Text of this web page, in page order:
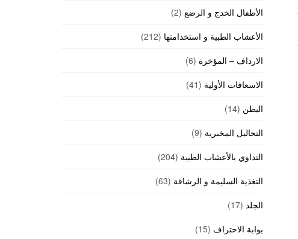
الأطفال الخدج و الرضع (2)
الأعشاب الطبية و استخدامتها (212)
الارداف – المؤخرة (6)
الاسعافات الأولية (41)
البطن (14)
التحاليل المخبرية (9)
التداوي بالأعشاب الطبية (204)
التغذية السليمة و الرشاقة (63)
الجلد (17)
بوابة الاحتراف (15)